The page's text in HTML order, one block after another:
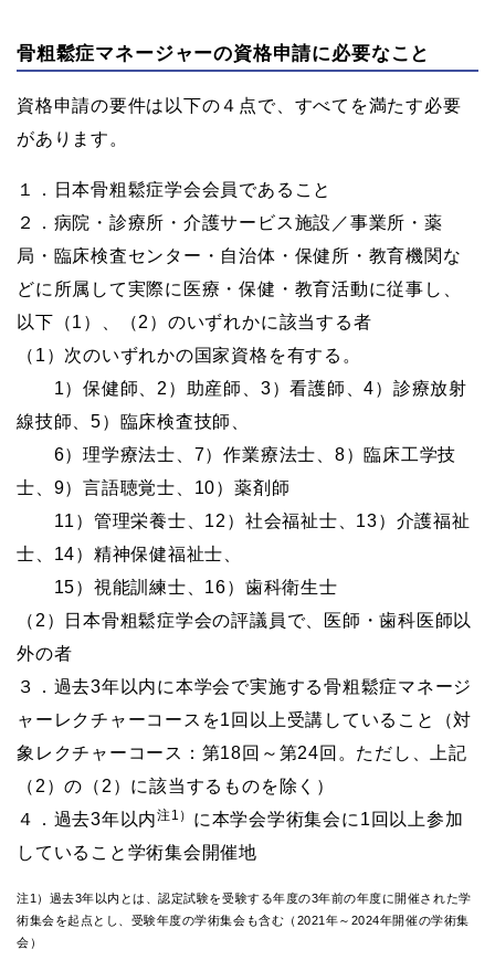
骨粗鬆症マネージャーの資格申請に必要なこと
資格申請の要件は以下の４点で、すべてを満たす必要
があります。
１．日本骨粗鬆症学会会員であること
２．病院・診療所・介護サービス施設／事業所・薬
局・臨床検査センター・自治体・保健所・教育機関な
どに所属して実際に医療・保健・教育活動に従事し、
以下（1）、（2）のいずれかに該当する者
（1）次のいずれかの国家資格を有する。
1）保健師、2）助産師、3）看護師、4）診療放射
線技師、5）臨床検査技師、
6）理学療法士、7）作業療法士、8）臨床工学技
士、9）言語聴覚士、10）薬剤師
11）管理栄養士、12）社会福祉士、13）介護福祉
士、14）精神保健福祉士、
15）視能訓練士、16）歯科衛生士
（2）日本骨粗鬆症学会の評議員で、医師・歯科医師以
外の者
３．過去3年以内に本学会で実施する骨粗鬆症マネージ
ャーレクチャーコースを1回以上受講していること（対
象レクチャーコース：第18回～第24回。ただし、上記
（2）の（2）に該当するものを除く）
４．過去3年以内注1） に本学会学術集会に1回以上参加
していること学術集会開催地
注1）過去3年以内とは、認定試験を受験する年度の3年前の年度に開催された学
術集会を起点とし、受験年度の学術集会も含む（2021年～2024年開催の学術集
会）